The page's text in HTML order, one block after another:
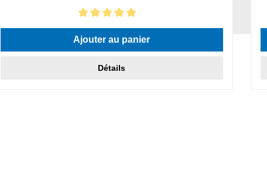
Note moyenne de 5 sur 5 étoiles
Ajouter au panier
Détails